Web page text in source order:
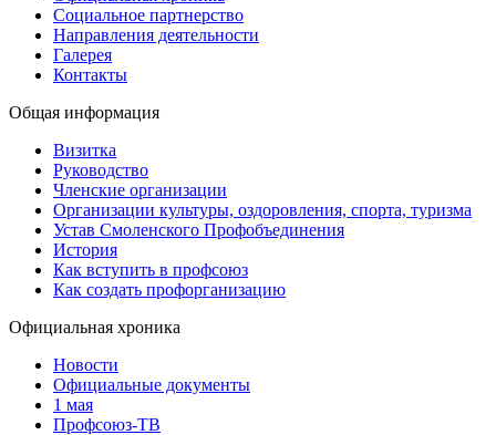
Социальное партнерство
Направления деятельности
Галерея
Контакты
Общая информация
Визитка
Руководство
Членские организации
Организации культуры, оздоровления, спорта, туризма
Устав Смоленского Профобъединения
История
Как вступить в профсоюз
Как создать профорганизацию
Официальная хроника
Новости
Официальные документы
1 мая
Профсоюз-ТВ